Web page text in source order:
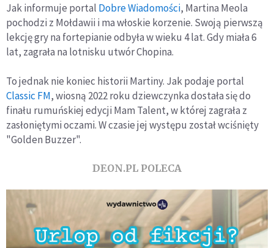
Jak informuje portal Dobre Wiadomości, Martina Meola
pochodzi z Mołdawii i ma włoskie korzenie. Swoją pierwszą
lekcję gry na fortepianie odbyła w wieku 4 lat. Gdy miała 6
lat, zagrała na lotnisku utwór Chopina.
To jednak nie koniec historii Martiny. Jak podaje portal
Classic FM, wiosną 2022 roku dziewczynka dostała się do
finału rumuńskiej edycji Mam Talent, w której zagrała z
zasłoniętymi oczami. W czasie jej występu został wciśnięty
"Golden Buzzer".
DEON.PL POLECA